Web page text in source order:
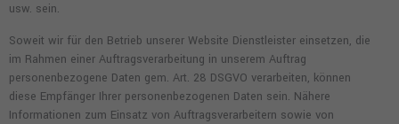
usw. sein.
Soweit wir für den Betrieb unserer Website Dienstleister einsetzen, die
im Rahmen einer Auftragsverarbeitung in unserem Auftrag
personenbezogene Daten gem. Art. 28 DSGVO verarbeiten, können
diese Empfänger Ihrer personenbezogenen Daten sein. Nähere
Informationen zum Einsatz von Auftragsverarbeitern sowie von